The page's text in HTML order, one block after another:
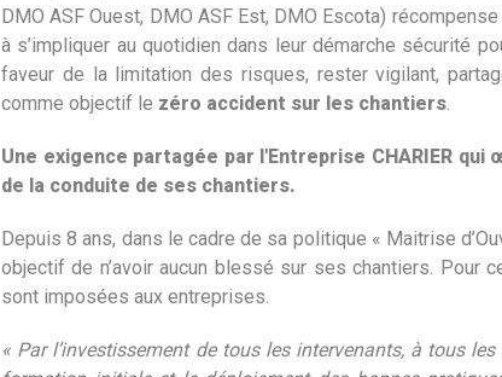
DMO ASF Ouest, DMO ASF Est, DMO Escota)
à s’impliquer au quotidien dans leur démarche sécurité
faveur de la limitation des risques, rester vigilant,
comme objectif le zéro accident sur les chantiers.
Une exigence partagée par l'Entreprise CHARIER
de la conduite de ses chantiers.
Depuis 8 ans, dans le cadre de sa politique « Maitrise
objectif de n’avoir aucun blessé sur ses chantiers. Pour
sont imposées aux entreprises.
« Par l’investissement de tous les intervenants, à tous